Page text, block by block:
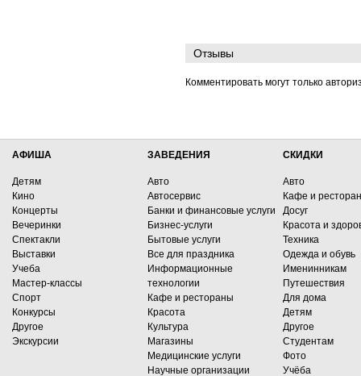
Отзывы
Комментировать могут только
АФИША
Детям
Кино
Концерты
Вечеринки
Спектакли
Выставки
Учеба
Мастер-классы
Спорт
Конкурсы
Другое
Экскурсии
ЗАВЕДЕНИЯ
Авто
Автосервис
Банки и финансовые услуги
Бизнес-услуги
Бытовые услуги
Все для праздника
Информационные
технологии
Кафе и рестораны
Красота
Культура
Магазины
Медицинские услуги
Научные организации
СКИДКИ
Авто
Кафе и
Досуг
Красота и
Техника
Одежда и обувь
Именинникам
Путешествия
Для дома
Детям
Другое
Студентам
Фото
Учёба